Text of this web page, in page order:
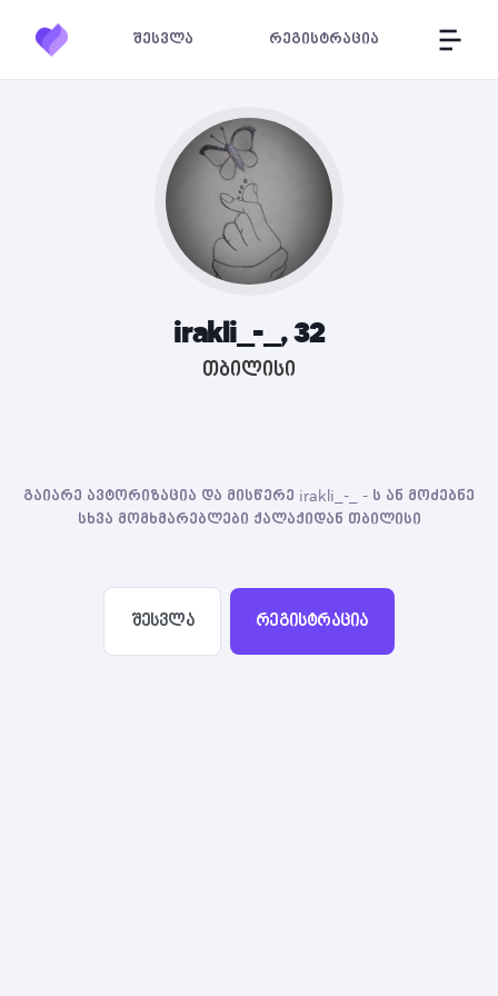
შესვლა რეგისტრაცია
irakli_-_, 32
თბილისი
გაიარე ავტორიზაცია და მისწერე irakli_-_ - ს ან მოძებნე
სხვა მომხმარებლები ქალაქიდან თბილისი
შესვლა რეგისტრაცია